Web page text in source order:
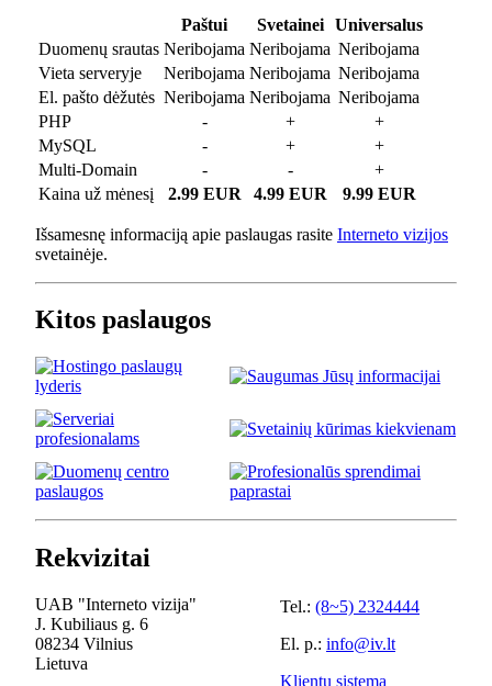
Paštui Svetainei
Universalus
Duomenų srautas Neribojama Neribojama Neribojama
Vieta serveryje
Neribojama Neribojama Neribojama
El. pašto dėžutės Neribojama Neribojama Neribojama
PHP
- +
+
MySQL
- +
+
Multi-Domain
- -
+
Kaina už mėnesį
2.99 EUR 4.99 EUR 9.99 EUR
Išsamesnę informaciją apie paslaugas rasite Interneto vizijos
svetainėje.
Kitos paslaugos
Rekvizitai
UAB "Interneto vizija"
J. Kubiliaus g. 6
08234 Vilnius
Lietuva
Tel.: (8~5) 2324444
El. p.: info@iv.lt
Klientų sistema